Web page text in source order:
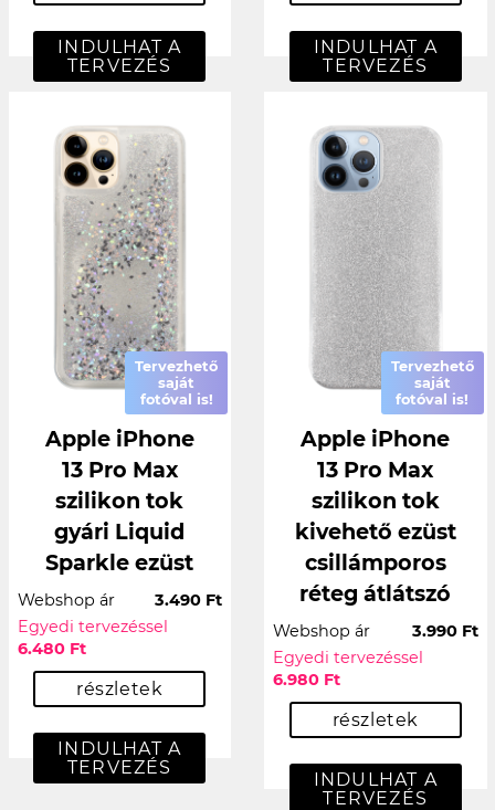
INDULHAT A
TERVEZÉS
INDULHAT A
TERVEZÉS
Tervezhető
saját
fotóval is!
Apple iPhone
13 Pro Max
szilikon tok
gyári Liquid
Sparkle ezüst
Webshop ár
3.490 Ft
Egyedi tervezéssel
6.480 Ft
részletek
INDULHAT A
TERVEZÉS
Tervezhető
saját
fotóval is!
Apple iPhone
13 Pro Max
szilikon tok
kivehető ezüst
csillámporos
réteg átlátszó
Webshop ár
3.990 Ft
Egyedi tervezéssel
6.980 Ft
részletek
INDULHAT A
TERVEZÉS